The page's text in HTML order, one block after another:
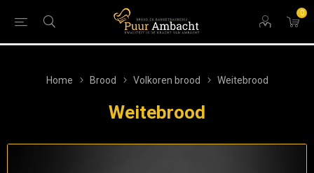
0
Home Brood Volkoren brood Weitebrood
Weitebrood